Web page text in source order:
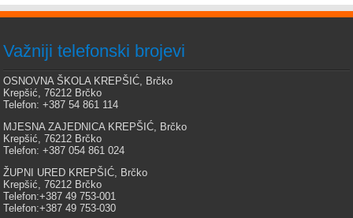
Važniji telefonski brojevi
OSNOVNA ŠKOLA KREPŠIĆ, Brčko
Krepšić, 76212 Brčko
Telefon: +387 54 861 114
MJESNA ZAJEDNICA KREPŠIĆ, Brčko
Krepšić, 76212 Brčko
Telefon: +387 054 861 024
ŽUPNI URED KREPŠIĆ, Brčko
Krepšić, 76212 Brčko
Telefon:+387 49 753-001
Telefon:+387 49 753-030